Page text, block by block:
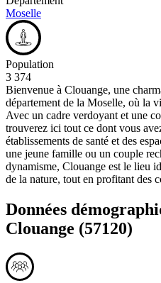
Moselle
Population
3 374
Bienvenue à Clouange, une
département de la Moselle, où la
Avec un cadre verdoyant et une
trouverez ici tout ce dont vous
établissements de santé et des
une jeune famille ou un couple
dynamisme, Clouange est le lieu
de la nature, tout en profitant des
Données
Clouange (57120)